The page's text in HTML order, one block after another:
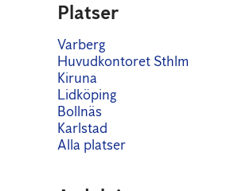
Platser
Varberg
Huvudkontoret Sthlm
Kiruna
Lidköping
Bollnäs
Karlstad
Alla platser